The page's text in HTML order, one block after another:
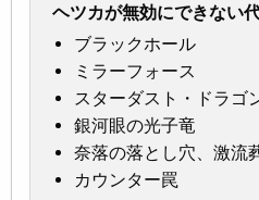
ヘツカが無効にできない
ブラックホール
ミラーフォース
スターダスト・ドラゴ
銀河眼の光子竜
奈落の落とし穴、激流
カウンター罠